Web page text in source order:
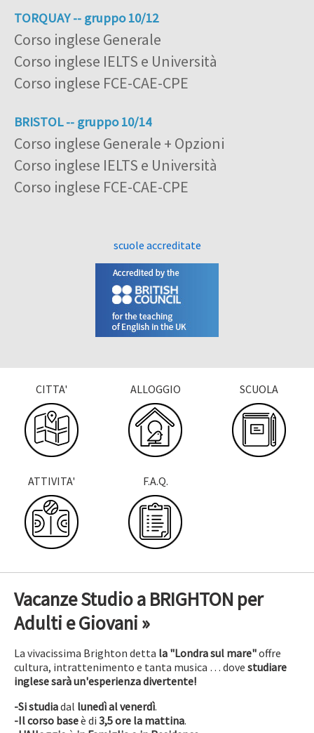
TORQUAY -- gruppo 10/12
Corso inglese Generale
Corso inglese IELTS e Università
Corso inglese FCE-CAE-CPE
BRISTOL -- gruppo 10/14
Corso inglese Generale + Opzioni
Corso inglese IELTS e Università
Corso inglese FCE-CAE-CPE
scuole accreditate
CITTA' ALLOGGIO SCUOLA
ATTIVITA' F.A.Q.
Vacanze Studio a BRIGHTON per
Adulti e Giovani »
La vivacissima Brighton detta la "Londra sul mare"offre
cultura, intrattenimento e tanta musica … dove studiare
inglese sarà un'esperienza divertente!
-Si studiadal lunedì al venerdì.
-Il corso baseè di 3,5 ore la mattina.